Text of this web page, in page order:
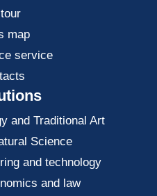
map
service
and Traditional Art
Science
and technology
and law